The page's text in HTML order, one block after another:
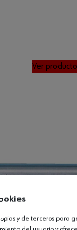
Ver producto
y de terceros para